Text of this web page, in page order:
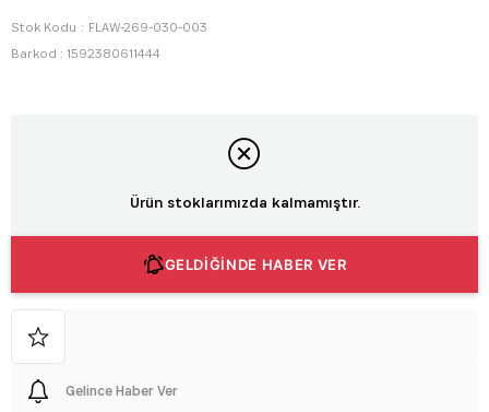
Stok Kodu
FLAW-269-030-003
Barkod : 1592380611444
Ürün stoklarımızda kalmamıştır.
GELDİĞİNDE HABER VER
Gelince Haber Ver